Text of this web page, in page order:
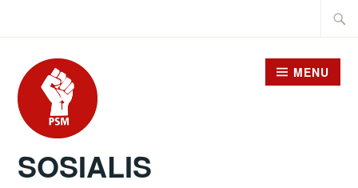
content
SOSIALIS
MENU